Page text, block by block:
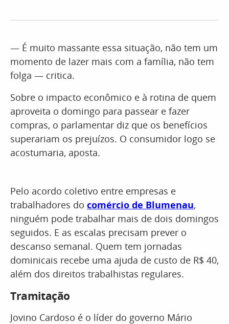
— É muito massante essa situação, não tem um
momento de lazer mais com a família, não tem
folga — critica.
Sobre o impacto econômico e à rotina de quem
aproveita o domingo para passear e fazer
compras, o parlamentar diz que os benefícios
superariam os prejuízos. O consumidor logo se
acostumaria, aposta.
Pelo acordo coletivo entre empresas e
trabalhadores do comércio de Blumenau,
ninguém pode trabalhar mais de dois domingos
seguidos. E as escalas precisam prever o
descanso semanal. Quem tem jornadas
dominicais recebe uma ajuda de custo de R$ 40,
além dos direitos trabalhistas regulares.
Tramitação
Jovino Cardoso é o líder do governo Mário